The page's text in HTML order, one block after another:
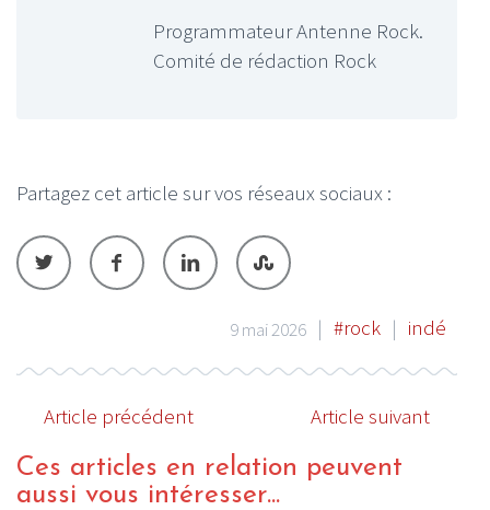
Programmateur Antenne Rock.
Comité de rédaction Rock
Partagez cet article sur vos réseaux sociaux :
9 mai 2026 | #rock | indé
Article précédent Article suivant
Ces articles en relation peuvent
aussi vous intéresser...